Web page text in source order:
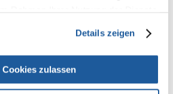
Details zeigen
Cookies zulassen
NEUE NACHRICHT
(FAQ)